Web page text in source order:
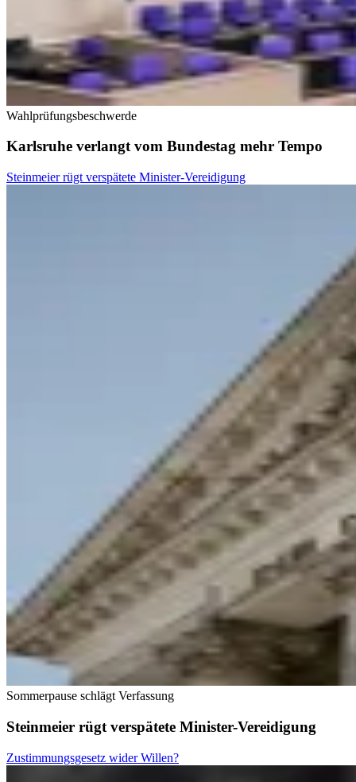
Wahlprüfungsbeschwerde
Karlsruhe verlangt vom Bundestag mehr Tempo
Steinmeier rügt verspätete Minister-Vereidigung
Sommerpause schlägt Verfassung
Steinmeier rügt verspätete Minister-Vereidigung
Zustimmungsgesetz wider Willen?